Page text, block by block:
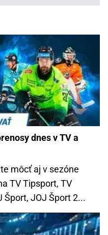
dnes v TV a
môcť aj v sezóne
TV Tipsport, TV
Šport, JOJ Šport 2...